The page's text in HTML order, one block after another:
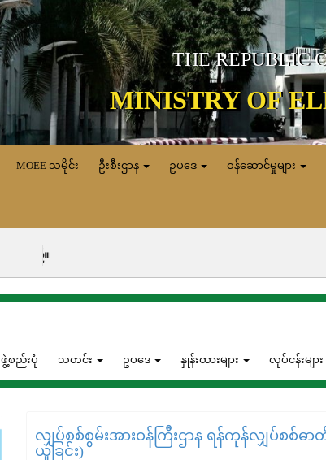
THE REPUBLIC
MINISTRY OF
MOEE သမိုင်း ဦးစီးဌာန ဥပဒေ ဝန်ဆောင်မှုများ
ဖွဲ့စည်းပုံ သတင်း ဥပဒေ နှုန်းထားများ လုပ်ငန်းများ
လျှပ်စစ်စွမ်းအားဝန်ကြီးဌာန ရန်ကုန်လျှပ်စစ်ဓ
ယူခြင်း)